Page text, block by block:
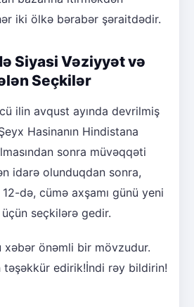
iki ölkə bərabər şəraitdədir.
Siyasi Vəziyyət və
Seçkilər
ilin avqust ayında devrilmiş
Hasinanın Hindistana
sonra müvəqqəti
idarə olunduqdan sonra,
də, cümə axşamı günü yeni
seçkilərə gedir.
xəbər önəmli bir mövzudur.
təşəkkür edirik!İndi rəy bildirin!